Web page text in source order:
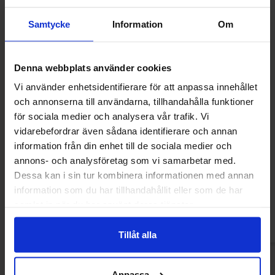
Samtycke Information Om
Denna webbplats använder cookies
Vi använder enhetsidentifierare för att anpassa innehållet
och annonserna till användarna, tillhandahålla funktioner
för sociala medier och analysera vår trafik. Vi
vidarebefordrar även sådana identifierare och annan
information från din enhet till de sociala medier och
annons- och analysföretag som vi samarbetar med.
Dessa kan i sin tur kombinera informationen med annan
information som du har tillhandahållit eller som de har
Tillåt alla
Filidutter 2kg
249.90 kr